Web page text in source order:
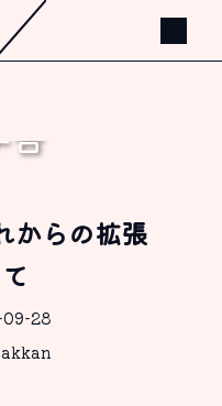
舎
からの拡張
09-28